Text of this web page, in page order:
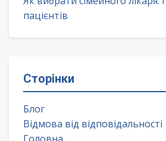
пацієнтів
Сторінки
Блог
Відмова від відповідальності